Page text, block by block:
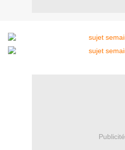
Publicité